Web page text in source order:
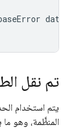
تم نقل
يتم استخدام
المنظَّمة، وهو ما